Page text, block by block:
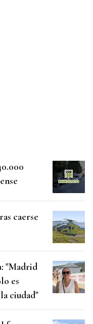
caerse
"Madrid
es
ciudad"